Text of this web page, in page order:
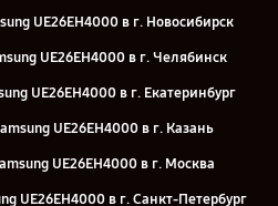
UE26EH4000 в г. Новосибирск
UE26EH4000 в г. Челябинск
UE26EH4000 в г. Екатеринбург
UE26EH4000 в г. Казань
UE26EH4000 в г. Москва
UE26EH4000 в г. Санкт-Петербург